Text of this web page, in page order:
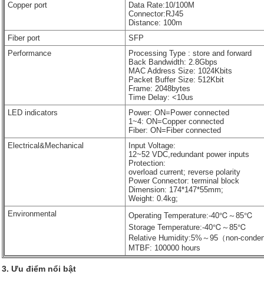
Copper port
Data Rate:10/100M
Connector:RJ45
Distance: 100m
Fiber port
SFP
Performance
Processing Type : store and forward
Back Bandwidth: 2.8Gbps
MAC Address Size: 1024Kbits
Packet Buffer Size: 512Kbit
Frame: 2048bytes
Time Delay: <10us
LED indicators
Power: ON=Power connected
1~4: ON=Copper connected
Fiber: ON=Fiber connected
Electrical&Mechanical
Input Voltage:
12~52 VDC,redundant power inputs
Protection:
overload current; reverse polarity
Power Connector: terminal block
Dimension: 174*147*55mm;
Weight: 0.4kg;
Environmental
Operating Temperature:-40℃～85℃
Storage Temperature:-40℃～85℃
Relative Humidity:5%～95（non-
MTBF: 100000 hours
3. Ưu điểm nổi bật